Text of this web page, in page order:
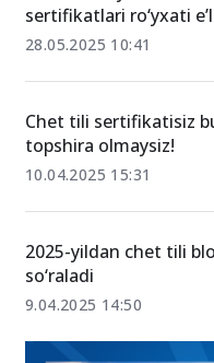
sertifikatlari ro‘yxati
28.05.2025 10:41
topshira olmaysiz!
10.04.2025 15:31
so‘raladi